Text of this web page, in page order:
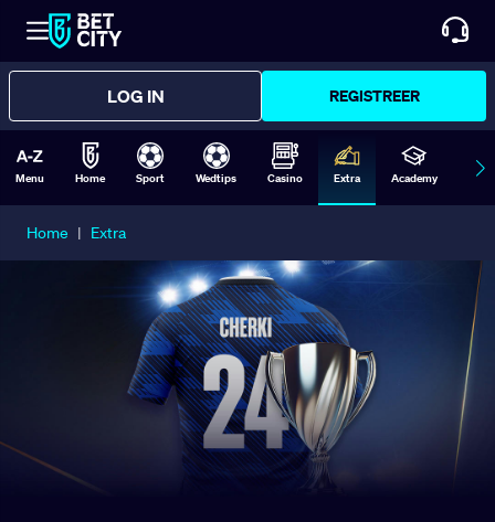
LOG IN REGISTREER
Menu Home Sport Wedtips Casino Extra Academy
Home | Extra